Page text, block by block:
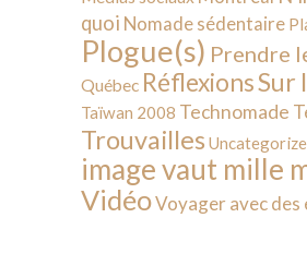
quoi Nomade sédentaire
Plogue(s) Prendre
Québec RéflexionsSur
Taïwan 2008 Technomade
Trouvailles
image vaut mille
VidéoVoyager avec des